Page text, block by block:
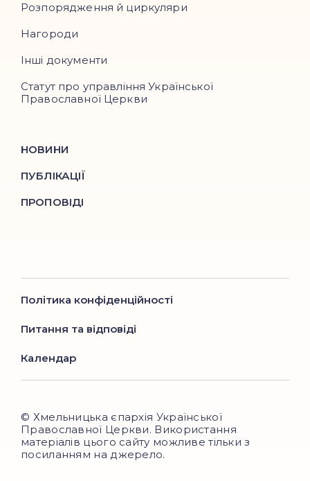
Розпорядження й циркуляри
Нагороди
Інші документи
Статут про управління Української
Православної Церкви
НОВИНИ
ПУБЛІКАЦІЇ
ПРОПОВІДІ
Політика конфіденційності
Питання та відповіді
Календар
© Хмельницька єпархія Української
Православної Церкви. Використання
матеріалів цього сайту можливе тільки з
посиланням на джерело.